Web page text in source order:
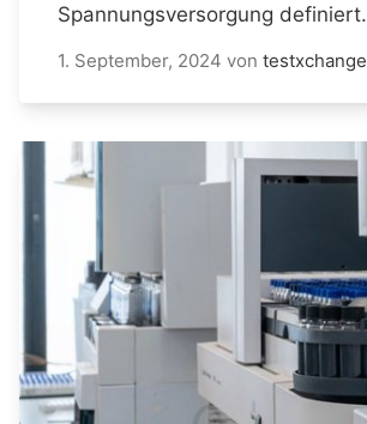
Spannungsversorgung definiert.
1. September, 2024 von testxchange